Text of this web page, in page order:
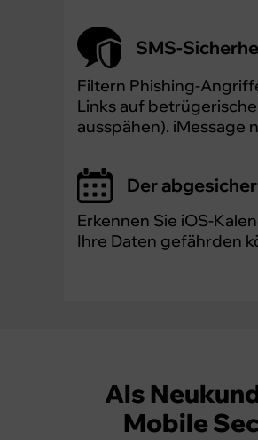
SMS-
Filtern Phishing-
Links auf
ausspähen). iMessage
Der
Erkennen Sie iOS-
Ihre Daten gefährden
Als
Mobile